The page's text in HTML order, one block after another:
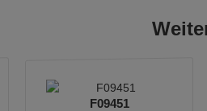
F09451